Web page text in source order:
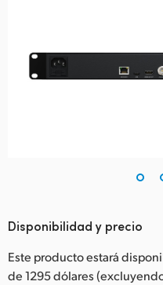
Disponibilidad y precio
Este producto estará
de 1295 dólares